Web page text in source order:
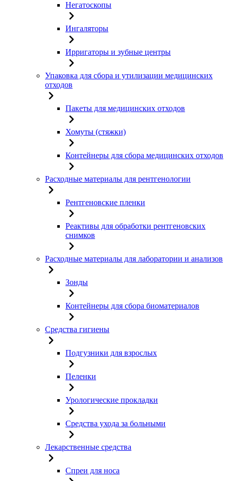
Негатоскопы
Ингаляторы
Ирригаторы и зубные центры
Упаковка для сбора и утилизации медицинских
отходов
Пакеты для медицинских отходов
Хомуты (стяжки)
Контейнеры для сбора медицинских отходов
Расходные материалы для рентгенологии
Рентгеновские пленки
Реактивы для обработки рентгеновских
снимков
Расходные материалы для лаборатории и анализов
Зонды
Контейнеры для сбора биоматериалов
Средства гигиены
Подгузники для взрослых
Пеленки
Урологические прокладки
Средства ухода за больными
Лекарственные средства
Спреи для носа